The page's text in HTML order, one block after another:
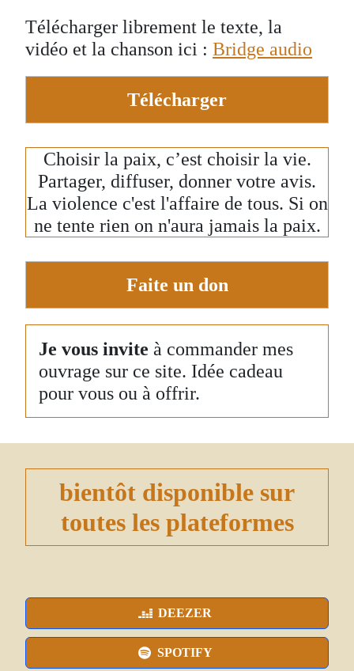
Télécharger librement le texte, la
vidéo et la chanson ici : Bridge audio
Télécharger
Choisir la paix, c’est choisir la vie.
Partager, diffuser, donner votre avis.
La violence c'est l'affaire de tous. Si on
ne tente rien on n'aura jamais la paix.
Faite un don
Je vous invite à commander mes
ouvrage sur ce site. Idée cadeau
pour vous ou à offrir.
bientôt disponible sur
toutes les plateformes
DEEZER
SPOTIFY